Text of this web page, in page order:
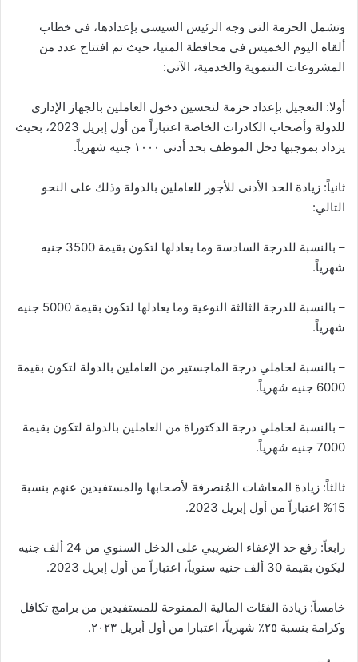
وتشمل الحزمة التي وجه الرئيس السيسي بإعدادها، في خطاب
ألقاه اليوم الخميس في محافظة المنيا، حيث تم افتتاح عدد من
المشروعات التنموية والخدمية، الآتي:
أولا: التعجيل بإعداد حزمة لتحسين دخول العاملين بالجهاز الإداري
للدولة وأصحاب الكادرات الخاصة اعتباراً من أول إبريل 2023، بحيث
يزداد بموجبها دخل الموظف بحد أدنى ١٠٠٠ جنيه شهرياً.
ثانياً: زيادة الحد الأدنى للأجور للعاملين بالدولة وذلك على النحو
التالي:
– بالنسبة للدرجة السادسة وما يعادلها لتكون بقيمة 3500 جنيه
شهرياً.
– بالنسبة للدرجة الثالثة النوعية وما يعادلها لتكون بقيمة 5000 جنيه
شهرياً.
– بالنسبة لحاملي درجة الماجستير من العاملين بالدولة لتكون بقيمة
6000 جنيه شهرياً.
– بالنسبة لحاملي درجة الدكتوراة من العاملين بالدولة لتكون بقيمة
7000 جنيه شهرياً.
ثالثاً: زيادة المعاشات المُنصرفة لأصحابها والمستفيدين عنهم بنسبة
15% اعتباراً من أول إبريل 2023.
رابعاً: رفع حد الإعفاء الضريبي على الدخل السنوي من 24 ألف جنيه
ليكون بقيمة 30 ألف جنيه سنوياً، اعتباراً من أول إبريل 2023.
خامساً: زيادة الفئات المالية الممنوحة للمستفيدين من برامج تكافل
وكرامة بنسبة ٢٥٪ شهرياً، اعتبارا من أول أبريل ٢٠٢٣.